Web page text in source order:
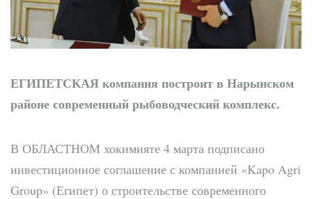
ЕГИПЕТСКАЯкомпания построит в Нарынском
районе современный рыбоводческий комплекс.
В ОБЛАСТНОМ хокимияте 4 марта подписано
инвестиционное соглашение с компанией «Kapo Agri
Group» (Египет) о строительстве современного